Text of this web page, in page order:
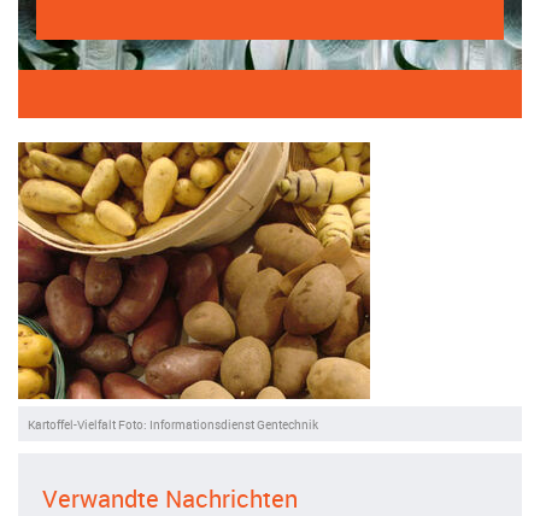
Kartoffel-Vielfalt Foto: Informationsdienst Gentechnik
Verwandte Nachrichten